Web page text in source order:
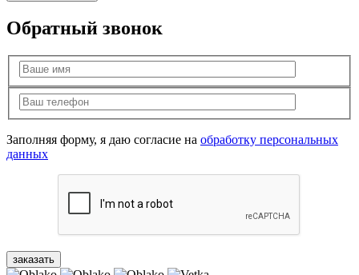
Обратный звонок
Заполняя форму, я даю согласие на обработку персональных
данных